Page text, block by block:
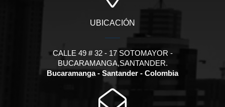
UBICACIÓN
CALLE 49 # 32 - 17 SOTOMAYOR -
BUCARAMANGA,SANTANDER.
Bucaramanga - Santander - Colombia